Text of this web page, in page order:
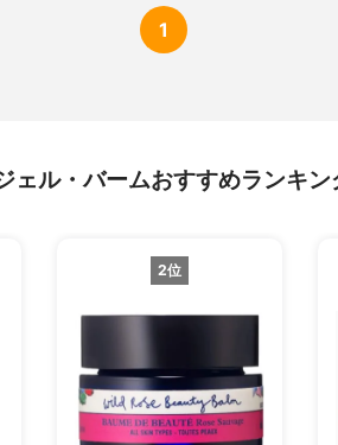
1
ェル・バームおすすめランキン
2位